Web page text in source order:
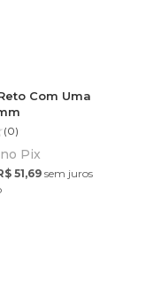
Com Uma
(0)
no Pix
51,69 sem juros